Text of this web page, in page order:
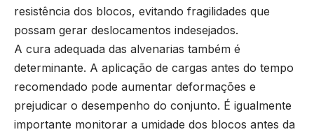
resistência dos blocos, evitando fragilidades que
possam gerar deslocamentos indesejados.
A cura adequada das alvenarias também é
determinante. A aplicação de cargas antes do tempo
recomendado pode aumentar deformações e
prejudicar o desempenho do conjunto. É igualmente
importante monitorar a umidade dos blocos antes da